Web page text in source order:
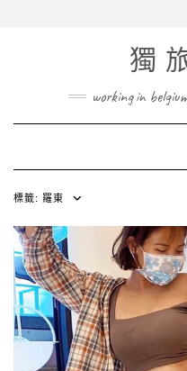
獨
working in
標籤: 羅東